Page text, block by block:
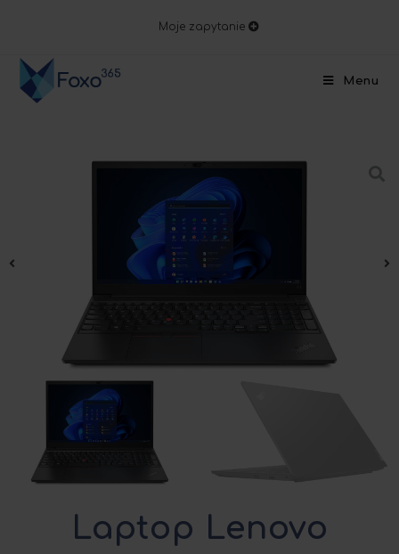
Moje zapytanie
Menu
Laptop Lenovo